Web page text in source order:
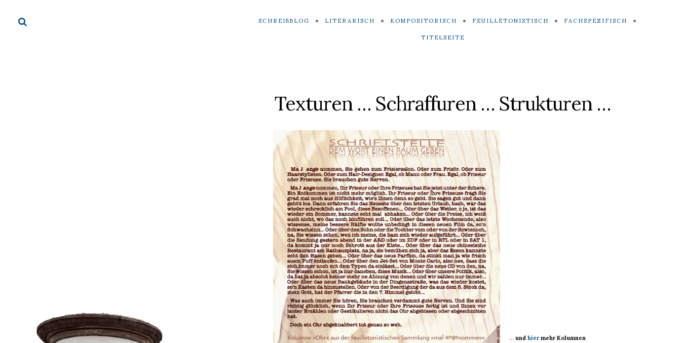
SCHREIBBLOG LITERARISCH KOMPOSITORISCH FEUILLETONISTISCH FACHSPEZIFISCH
TITELSEITE
Texturen … Schraffuren … Strukturen …
…und hiermehr Kolumnen